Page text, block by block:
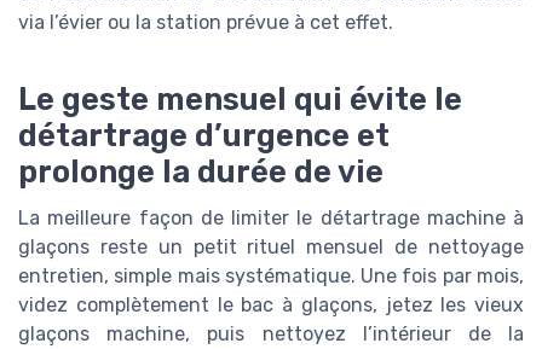
via l’évier ou la station prévue à cet effet.
Le geste mensuel qui évite le
détartrage d’urgence et
prolonge la durée de vie
La meilleure façon de limiter le détartrage machine à
glaçons reste un petit rituel mensuel de nettoyage
entretien, simple mais systématique. Une fois par mois,
videz complètement le bac à glaçons, jetez les vieux
glaçons machine, puis nettoyez l’intérieur de la